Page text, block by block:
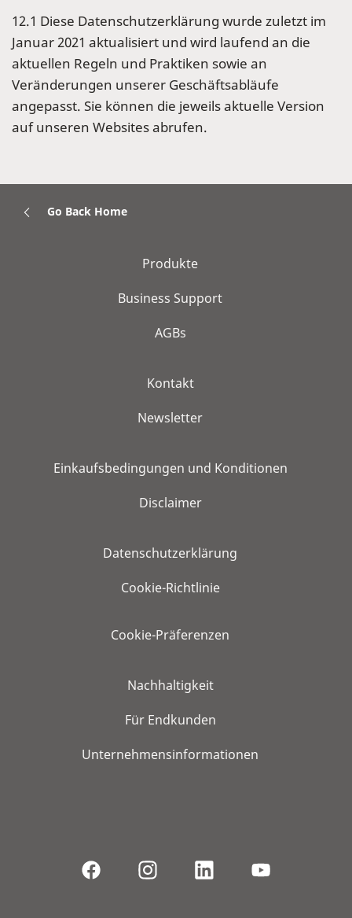
12.1 Diese Datenschutzerklärung wurde zuletzt im
Januar 2021 aktualisiert und wird laufend an die
aktuellen Regeln und Praktiken sowie an
Veränderungen unserer Geschäftsabläufe
angepasst. Sie können die jeweils aktuelle Version
auf unseren Websites abrufen.
Go Back Home
Produkte
Business Support
AGBs
Kontakt
Newsletter
Einkaufsbedingungen und Konditionen
Disclaimer
Datenschutzerklärung
Cookie-Richtlinie
Cookie-Präferenzen
Nachhaltigkeit
Für Endkunden
Unternehmensinformationen